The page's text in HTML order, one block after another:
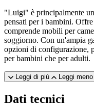
"Luigi" è principalmente
pensati per i bambini.
comprende mobili per
soggiorno. Con un'ampia
opzioni di configurazione,
per bambini che per adulti.
Leggi di più Leggi meno
Dati tecnici